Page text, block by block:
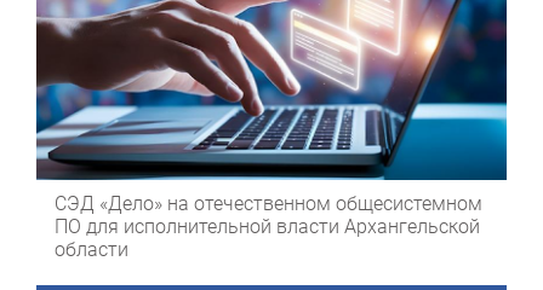
СЭД «Дело» на отечественном общесистемном
ПО для исполнительной власти Архангельской
области